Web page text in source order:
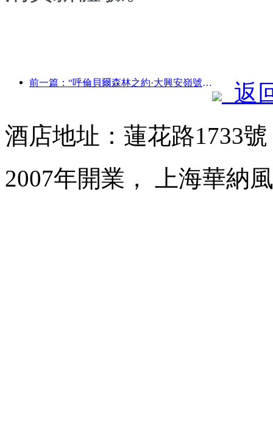
前一篇：“呼倫貝爾森林之約·大興安嶺號--星光列車·天翼之旅”旅游專列首發
返
酒店地址：蓮花路1733
2007年開業， 上海華